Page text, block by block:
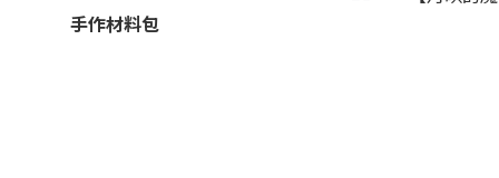
手作材料包